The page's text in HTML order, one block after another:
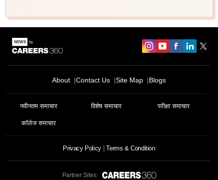
About Contact Us Site Map Blogs
नवीनतम समाचार विशेष समाचार परीक्षा समाचार
कॉलेज समाचार
Privacy Policy Terms & Condition
Partner Sites: